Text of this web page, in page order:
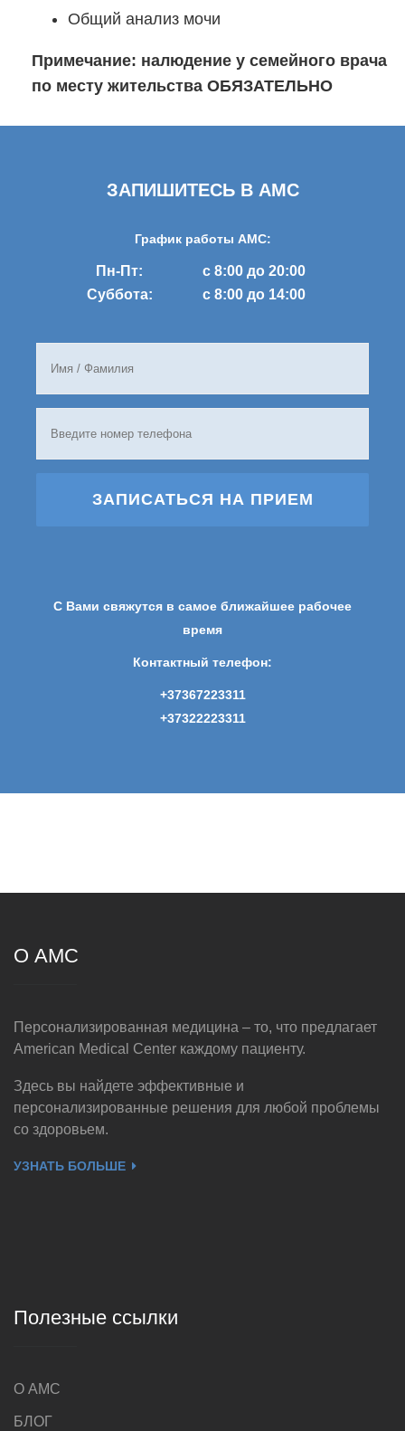
Общий анализ мочи
Примечание: налюдение у семейного врача
по месту жительства ОБЯЗАТЕЛЬНО
ЗАПИШИТЕСЬ В AMC
График работы AMC:
Пн-Пт:
с 8:00 до 20:00
Суббота:
с 8:00 до 14:00
ЗАПИСАТЬСЯ НА ПРИЕМ
С Вами свяжутся в самое ближайшее рабочее
время
Контактный телефон:
+37367223311
+37322223311
О AMC
Персонализированная медицина – то, что предлагает
American Medical Center каждому пациенту.
Здесь вы найдете эффективные и
персонализированные решения для любой проблемы
со здоровьем.
УЗНАТЬ БОЛЬШЕ
Полезные ссылки
О AMC
БЛОГ